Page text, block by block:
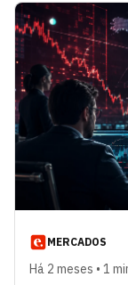
MERCADOS
Há 2 meses • 1